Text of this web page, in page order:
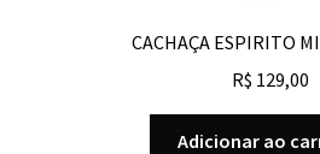
CACHAÇA ESPIRITO
R$ 129,00
Adicionar ao